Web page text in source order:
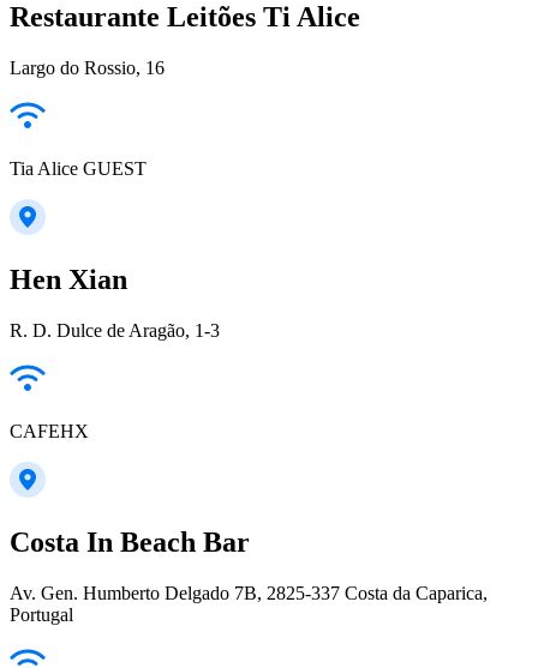
Restaurante Leitões Ti Alice
Largo do Rossio, 16
Tia Alice GUEST
Hen Xian
R. D. Dulce de Aragão, 1-3
CAFEHX
Costa In Beach Bar
Av. Gen. Humberto Delgado 7B, 2825-337 Costa da Caparica,
Portugal